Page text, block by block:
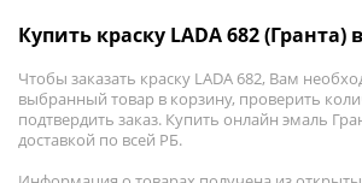
Купить краску LADA 682 (Гранта)
Чтобы заказать краску LADA 682, Вам
выбранный товар в корзину, проверить
подтвердить заказ. Купить онлайн эмаль
доставкой по всей РБ.